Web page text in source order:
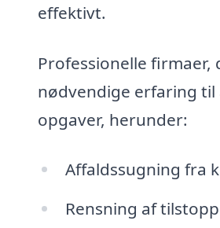
effektivt.
Professionelle
nødvendige erfaring
opgaver, herunder:
Affaldssugning fra
Rensning af